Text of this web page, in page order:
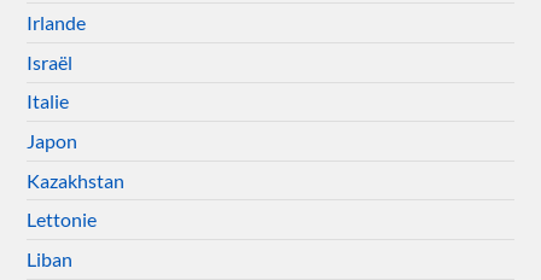
Irlande
Israël
Italie
Japon
Kazakhstan
Lettonie
Liban